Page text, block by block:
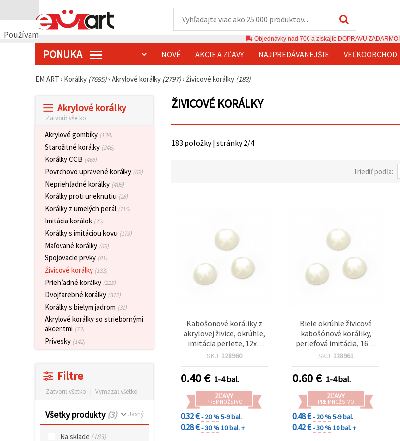
Používame
Objednávky nad 70€ a získajte DOPRAVU ZADARMO!
PONUKA NOVÉ AKCIE A ZĽAVY NAJPREDÁVANEJŠIE VEĽKOOBCHOD
EM ART › Korálky (7695)› Akrylové korálky (2797)› Živicové korálky (183)
Akrylové korálky
Zatvoriť všetko
Akrylové gombíky (138)
Starožitné korálky (246)
Korálky CCB (466)
Povrchovo upravené korálky (69)
Nepriehľadné korálky (405)
Korálky proti urieknutiu (28)
Korálky z umelých perál (115)
Imitácia korálok (35)
Korálky s imitáciou kovu (179)
Maľované korálky (69)
Spojovacie prvky (81)
Živicové korálky (183)
Priehľadné korálky (225)
Dvojfarebné korálky (312)
Korálky s bielym jadrom (31)
Akrylové korálky so striebornými
akcentmi (73)
Prívesky (142)
Filtre
Zatvoriť všetko | Vymazať všetko
Všetky produkty (3) Jasný
Na sklade (183)
ŽIVICOVÉ KORÁLKY
183 položky | stránky 2/4
Triediť podľa:
Kabošonové koráliky z
akrylovej živice, okrúhle,
imitácia perlete, 12x4
mm, biele - 10 ks
SKU: 128960
0.40€ 1-4 bal.
ZĽAVY
PRE MNOŽSTVO
0.32 €- 20 %5-9 bal.
0.28 €- 30 %10 bal. +
Biele okrúhle živicové
kabošónové koráliky,
perleťová imitácia, 16×4
mm – sada 10 ks – ideálne
doplnky a kreatívne DIY
projekty
SKU: 128961
0.60€ 1-4 bal.
ZĽAVY
PRE MNOŽSTVO
0.48 €- 20 %5-9 bal.
0.42 €- 30 %10 bal. +